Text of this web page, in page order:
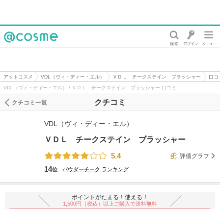
アットコスメ VDL（ヴィ・ディー・エル） ＶＤＬ チークステイン ブラッシャー
口コ
VDL（ヴィ・ディー・エル） / ＶＤＬ チークステイン ブラッシャー 口コミ
クチコミ
クチコミ一覧
VDL（ヴィ・ディー・エル）
ＶＤＬ チークステイン ブラッシャー
5.4
評価グラフ
14位 パウダーチーク ランキング
ポイントがたまる！使える！
1,500円（税込）以上ご購入で送料無料